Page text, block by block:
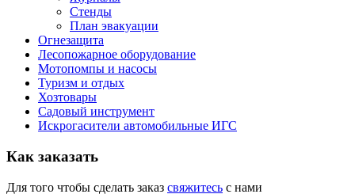
Стенды
План эвакуации
Огнезащита
Лесопожарное оборудование
Мотопомпы и насосы
Туризм и отдых
Хозтовары
Садовый инструмент
Искрогасители автомобильные ИГС
Как заказать
Для того чтобы сделать заказ свяжитесь с нами